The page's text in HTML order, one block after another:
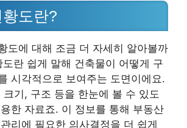
도란?
도에 대해 조금 더 자세히 알아볼까
도란 쉽게 말해 건축물이 어떻게 구
시각적으로 보여주는 도면이에요.
크기, 구조 등을 한눈에 볼 수 있도
한 자료죠. 이 정보를 통해 부동산
리에 필요한 의사결정을 더 쉽게